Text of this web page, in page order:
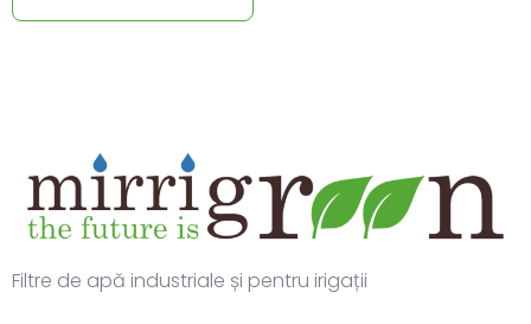
Filtre de apă industriale și pentru irigații